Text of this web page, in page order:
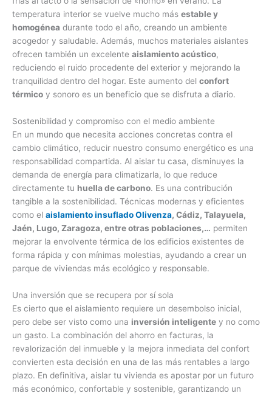
temperatura interior se vuelve mucho más estable y
homogénea durante todo el año, creando un ambiente
acogedor y saludable. Además, muchos materiales aislantes
ofrecen también un excelente aislamiento acústico,
reduciendo el ruido procedente del exterior y mejorando la
tranquilidad dentro del hogar. Este aumento del confort
térmico y sonoro es un beneficio que se disfruta a diario.
Sostenibilidad y compromiso con el medio ambiente
En un mundo que necesita acciones concretas contra el
cambio climático, reducir nuestro consumo energético es una
responsabilidad compartida. Al aislar tu casa, disminuyes la
demanda de energía para climatizarla, lo que reduce
directamente tu huella de carbono. Es una contribución
tangible a la sostenibilidad. Técnicas modernas y eficientes
como el aislamiento insuflado Olivenza, Cádiz, Talayuela,
Jaén, Lugo, Zaragoza, entre otras poblaciones,… permiten
mejorar la envolvente térmica de los edificios existentes de
forma rápida y con mínimas molestias, ayudando a crear un
parque de viviendas más ecológico y responsable.
Una inversión que se recupera por sí sola
Es cierto que el aislamiento requiere un desembolso inicial,
pero debe ser visto como una inversión inteligente y no como
un gasto. La combinación del ahorro en facturas, la
revalorización del inmueble y la mejora inmediata del confort
convierten esta decisión en una de las más rentables a largo
plazo. En definitiva, aislar tu vivienda es apostar por un futuro
más económico, confortable y sostenible, garantizando un